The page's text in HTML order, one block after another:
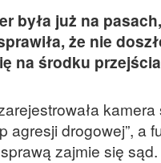
była już na
że nie
na środku
agresji drogowej”,
zajmie się sąd.